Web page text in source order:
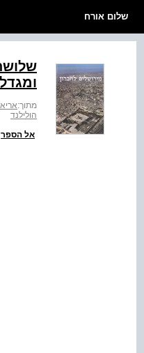
שלום אורח
מתוך:
הולילנד
אל הספר